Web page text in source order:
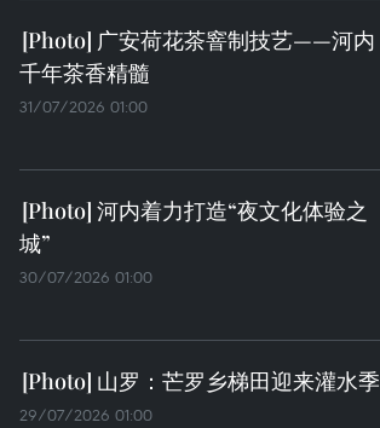
广安荷花茶窨制技艺——河内
千年茶香精髓
31/07/2026 01:00
河内着力打造“夜文化体验之
城”
30/07/2026 01:00
山罗：芒罗乡梯田迎来灌水季
29/07/2026 01:00